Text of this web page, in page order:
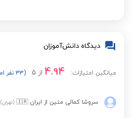
دیدگاه دانش‌آموزان
میانگین امتیازات: 4.94 از 5 (33 نفر امتیاز داده‌اند.)
سروشا کمالی متین از ایران 🇮🇷 (تهران)